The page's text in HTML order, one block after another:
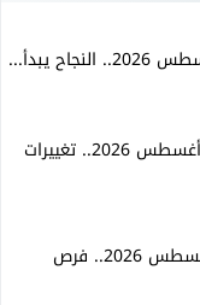
برج السرطان اليوم 4 أغسطس 2026.. تغييرات
برج الجوزاء اليوم 4 أغسطس 2026.. فرص